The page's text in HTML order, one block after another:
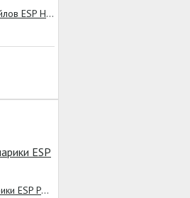
Стопора для бойлов ESP Hairstops Clear
Пробковые шарики ESP Pop-Up Corks